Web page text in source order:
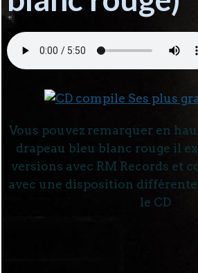
Vous pouvez remarquer en
drapeau bleu blanc rouge il
versions avec RM Records et
avec une disposition
le CD